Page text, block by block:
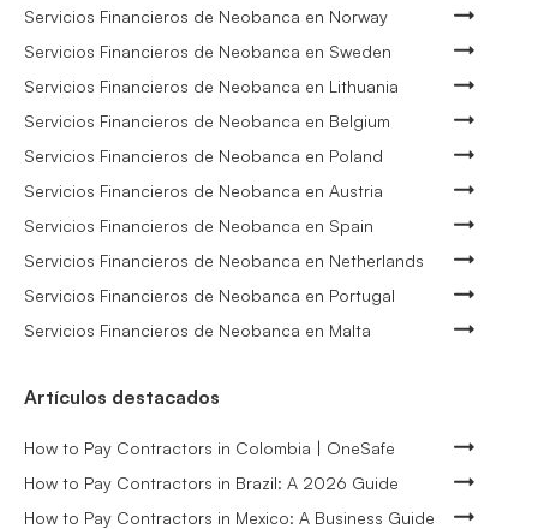
Servicios Financieros de Neobanca en Norway
Servicios Financieros de Neobanca en Sweden
Servicios Financieros de Neobanca en Lithuania
Servicios Financieros de Neobanca en Belgium
Servicios Financieros de Neobanca en Poland
Servicios Financieros de Neobanca en Austria
Servicios Financieros de Neobanca en Spain
Servicios Financieros de Neobanca en Netherlands
Servicios Financieros de Neobanca en Portugal
Servicios Financieros de Neobanca en Malta
Artículos destacados
How to Pay Contractors in Colombia | OneSafe
How to Pay Contractors in Brazil: A 2026 Guide
How to Pay Contractors in Mexico: A Business Guide